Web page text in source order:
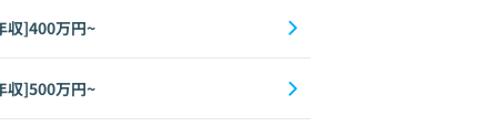
収]400万円~
収]500万円~